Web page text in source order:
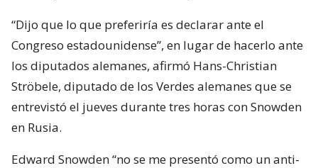
“Dijo que lo que preferiría es declarar ante el
Congreso estadounidense”, en lugar de hacerlo ante
los diputados alemanes, afirmó Hans-Christian
Ströbele, diputado de los Verdes alemanes que se
entrevistó el jueves durante tres horas con Snowden
en Rusia.
Edward Snowden “no se me presentó como un anti-